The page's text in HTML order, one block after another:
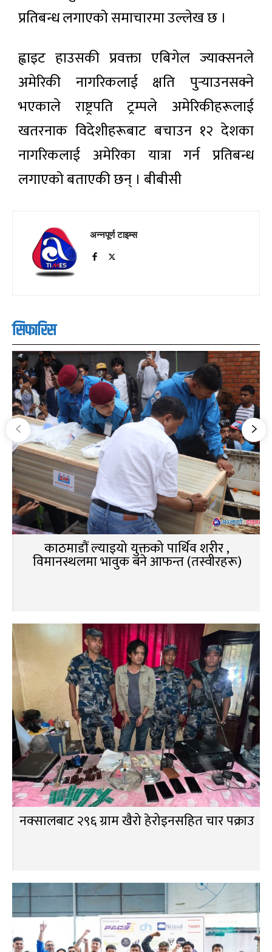
प्रतिबन्ध लगाएको समाचारमा उल्लेख छ ।
ह्वाइट हाउसकी प्रवक्ता एबिगेल ज्याक्सनले
अमेरिकी नागरिकलाई क्षति पुर्‍याउनसक्ने
भएकाले राष्ट्रपति ट्रम्पले अमेरिकीहरूलाई
खतरनाक विदेशीहरूबाट बचाउन १२ देशका
नागरिकलाई अमेरिका यात्रा गर्न प्रतिबन्ध
लगाएको बताएकी छन् । बीबीसी
अन्नपूर्ण टाइम्स
सिफारिस
काठमाडौं ल्याइयो युक्तको पार्थिव शरीर ,
विमानस्थलमा भावुक बने आफन्त (तस्वीरहरू)
नक्सालबाट २९६ ग्राम खैरो हेरोइनसहित चार पक्राउ